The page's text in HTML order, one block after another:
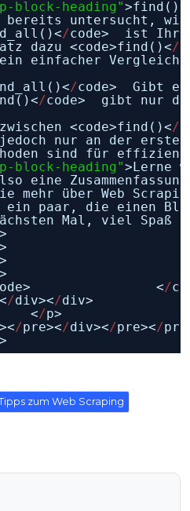
block-heading">find()
bereits untersucht,
/code>  ist Ihr
dazu <code>find()</
einfacher
/code>  Gibt
/code>  gibt nur
<code>find()</
jedoch nur an der
sind für
block-heading">Lerne
eine
mehr über Web
ein paar, die einen
Mal, viel Spaß
</
/div></div>
</p>
/pre></div></pre></
zum Web Scraping